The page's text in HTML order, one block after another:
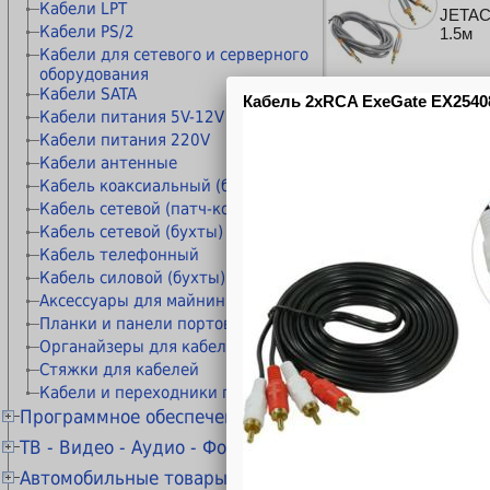
Коннекторы и колпачки
Модули и адаптеры
Keystone/Mosaic/Mini-Com
Патч-панели
Розетки сетевые внешние
Розетки сетевые
Рамки и монтажные элементы
Крепления для сетевого
оборудования
Кабельные каналы
Гофры и металлорукава
Органайзеры для кабелей
Стяжки для кабелей
Маркеры сетевые
Расходные материалы прочие
Материалы для обслуживания
принтеров
Чистящие средства
Кабели LPT
Кабели PS/2
Кабели для сетевого и серверного
оборудования
Кабели SATA
Кабели питания 5V-12V
Кабели питания 220V
Кабели антенные
Кабель коаксиальный (бухты)
Кабель сетевой (патч-корды)
Кабель сетевой (бухты)
Кабель телефонный
Кабель силовой (бухты)
Аксессуары для майнинга
Планки и панели портов
Органайзеры для кабелей
Стяжки для кабелей
Кабели и переходники прочие
Программное обеспечение
Антивирусы KASPERSKY
Антивирусы ESET NOD32
Антивирусы Dr.WEB
ТВ - Видео - Аудио - Фото
Телевизоры 20" - 29"
Автомобильные товары
1.5м
KS-
Orient